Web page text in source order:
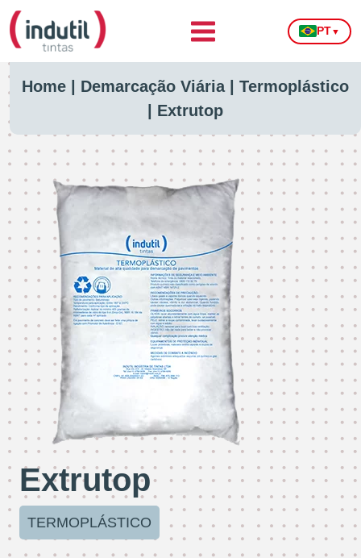
PT▼
Home Demarcação Viária| Termoplástico
Extrutop
Extrutop
TERMOPLÁSTICO